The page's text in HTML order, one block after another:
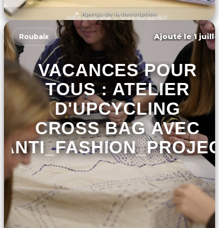
Aperçu de la description
DÉCOUVRIR L'ÉVÉNEMENT
Roubaix Ajouté le 1
VACANCES POUR
TOUS : ATELIER
D'UPCYCLING
CROSS BAG AVEC